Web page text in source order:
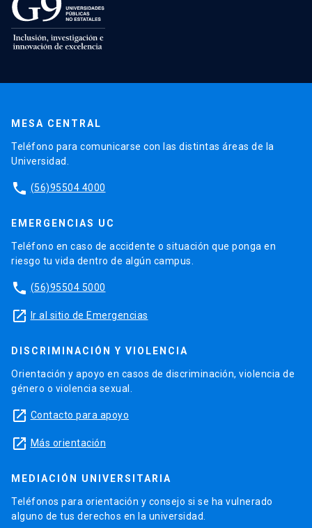
MESA CENTRAL
Teléfono para comunicarse con las distintas áreas de la
Universidad.
phone (56)95504 4000
EMERGENCIAS UC
Teléfono en caso de accidente o situación que ponga en
riesgo tu vida dentro de algún campus.
phone (56)95504 5000
launch Ir al sitio de Emergencias
DISCRIMINACIÓN Y VIOLENCIA
Orientación y apoyo en casos de discriminación, violencia de
género o violencia sexual.
launch Contacto para apoyo
launch Más orientación
MEDIACIÓN UNIVERSITARIA
Teléfonos para orientación y consejo si se ha vulnerado
alguno de tus derechos en la universidad.